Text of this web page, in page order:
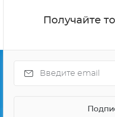
Получайте